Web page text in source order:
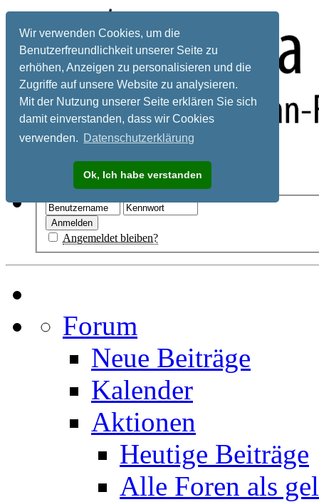
Wir verwenden Cookies, um die
Benutzerfreundlichkeit unserer Seite zu
erhöhen, Anzeigen zu personalisieren und die
Zugriffe auf unsere Website zu analysieren.
Mit der Nutzung unserer Seite erklären Sie sich
damit einverstanden, dass wir Cookies
verwenden. Datenschutzerklärung
Ok, Ich habe verstanden
Registrieren
Angemeldet bleiben?
Forum
Neue Beiträge
Kalender
Aktionen
Heutige Beiträge
Alle Foren als